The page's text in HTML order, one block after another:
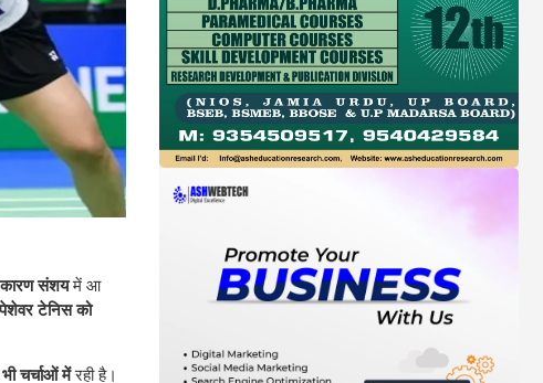
संशयमें आ
टेनिस को
चर्चाओं मेंरही है।